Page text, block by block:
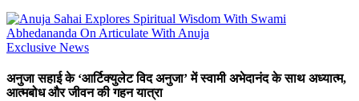
Exclusive News
अनुजा सहाई के ‘आर्टिक्युलेट विद अनुजा’ में स्वामी अभेदानंद के साथ अध्यात्म,
आत्मबोध और जीवन की गहन यात्रा